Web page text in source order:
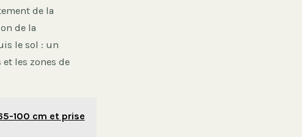
de la
de la
le sol : un
les zones de
100 cm et prise